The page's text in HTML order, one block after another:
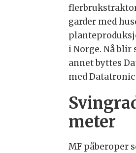
garder med
i Norge. Nå
annet byttes
med Datatronic
meter
MF påberoper